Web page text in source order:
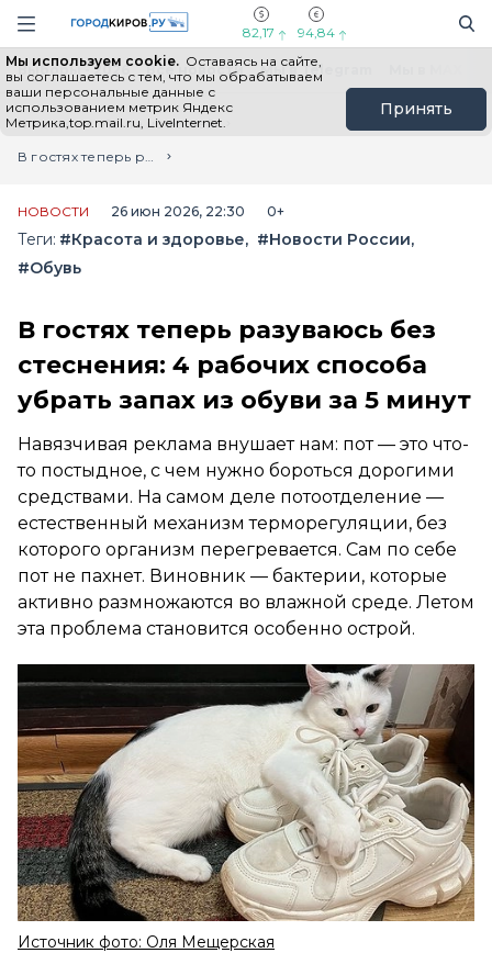
Навигация сайта
82,17 94,84
Мы используем cookie. Оставаясь на сайте,
вы соглашаетесь с тем, что мы обрабатываем
ваши персональные данные с
использованием метрик Яндекс
Метрика,top.mail.ru, LiveInternet.
Принять
Выборы - 2026 Все новости Мы в Telegram
Главная
Лента новостей
В гостях теперь разуваюсь без стеснения: 4 рабочих способа убрать запах из обуви за 5 минут
НОВОСТИ 26 июн 2026, 22:30 0+
Теги: #Красота и здоровье
#Новости России
#Обувь
В гостях теперь разуваюсь без
стеснения: 4 рабочих способа
убрать запах из обуви за 5 минут
Навязчивая реклама внушает нам: пот — это что-
то постыдное, с чем нужно бороться дорогими
средствами. На самом деле потоотделение —
естественный механизм терморегуляции, без
которого организм перегревается. Сам по себе
пот не пахнет. Виновник — бактерии, которые
активно размножаются во влажной среде. Летом
эта проблема становится особенно острой.
Источник фото: Оля Мещерская